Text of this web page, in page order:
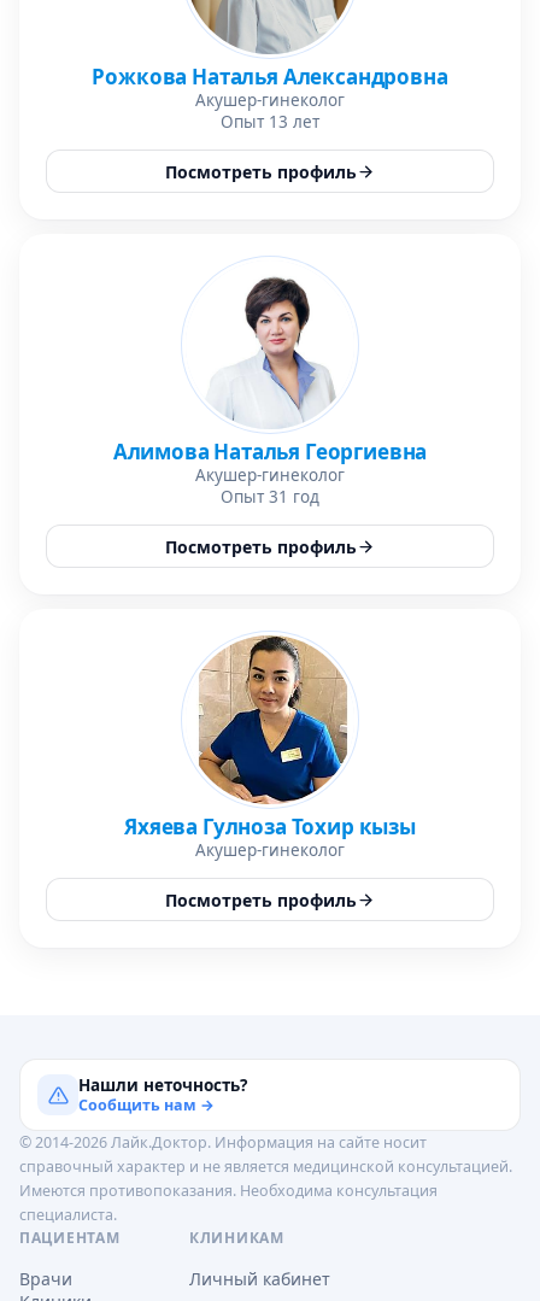
Рожкова Наталья Александровна
Акушер-гинеколог
Опыт 13 лет
Посмотреть профиль
Алимова Наталья Георгиевна
Акушер-гинеколог
Опыт 31 год
Посмотреть профиль
Яхяева Гулноза Тохир кызы
Акушер-гинеколог
Посмотреть профиль
Нашли неточность?
Сообщить нам →
© 2014-2026 Лайк.Доктор. Информация на сайте носит
справочный характер и не является медицинской консультацией.
Имеются противопоказания. Необходима консультация
специалиста.
ПАЦИЕНТАМ
Врачи
КЛИНИКАМ
Личный кабинет